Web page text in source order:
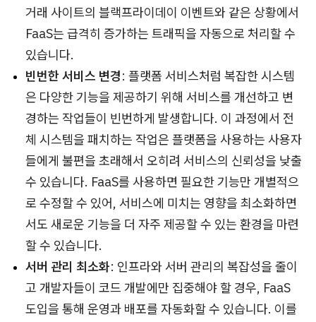
거래 사이트의 블랙프라이데이 이벤트와 같은 상황에서
FaaS는 급격히 증가하는 트래픽을 자동으로 처리할 수
있습니다.
빈번한 서비스 변경: 플랫폼 서비스처럼 복잡한 시스템
은 다양한 기능을 제공하기 위해 서비스를 개선하고 변
경하는 작업들이 빈번하게 발생합니다. 이 과정에서 전
체 시스템을 패치하는 작업은 플랫폼을 사용하는 사용자
들에게 불편을 초래해서 오히려 서비스의 신뢰성을 낮출
수 있습니다. FaaS를 사용하면 필요한 기능만 개별적으
로 수정할 수 있어, 서비스에 미치는 영향을 최소화하면
서도 새로운 기능을 더 자주 제공할 수 있는 환경을 마련
할 수 있습니다.
서버 관리 최소화: 인프라와 서버 관리의 복잡성을 줄이
고 개발자들이 코드 개발에만 집중해야 할 경우, FaaS
도입을 통해 운영과 배포를 자동화할 수 있습니다. 이를